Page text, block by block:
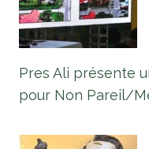
Pres Ali présente
pour Non Pareil/